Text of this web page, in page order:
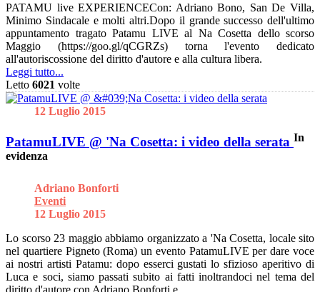
PATAMU live EXPERIENCECon: Adriano Bono, San De Villa,
Minimo Sindacale e molti altri.Dopo il grande successo dell'ultimo
appuntamento tragato Patamu LIVE al Na Cosetta dello scorso
Maggio (https://goo.gl/qCGRZs) torna l'evento dedicato
all'autoriscossione del diritto d'autore e alla cultura libera.
Leggi tutto...
Letto 6021 volte
12 Luglio 2015
PatamuLIVE @ 'Na Cosetta: i video della serata In
evidenza
Adriano Bonforti
Eventi
12 Luglio 2015
Lo scorso 23 maggio abbiamo organizzato a 'Na Cosetta, locale sito
nel quartiere Pigneto (Roma) un evento PatamuLIVE per dare voce
ai nostri artisti Patamu: dopo esserci gustati lo sfizioso aperitivo di
Luca e soci, siamo passati subito ai fatti inoltrandoci nel tema del
diritto d'autore con Adriano Bonforti e…